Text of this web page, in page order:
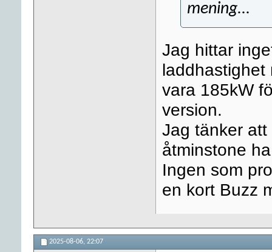
mening...
Jag hittar
laddhastighet
vara 185kW
version.
Jag tänker
åtminstone
Ingen som
en kort Buzz
2025-08-06, 22:07